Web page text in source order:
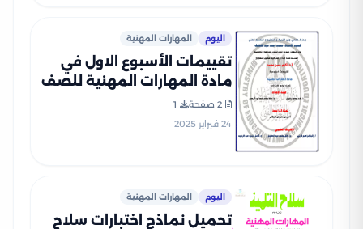
اليوم المهارات المهنية
تقييمات الأسبوع الاول في
مادة المهارات المهنية للصف
الرابع الإبتدائي الترم الثاني
2025 بصيغة PDF
2 صفحة
1
24 فبراير 2025
اليوم المهارات المهنية
تحميل نماذج اختبارات سلاح